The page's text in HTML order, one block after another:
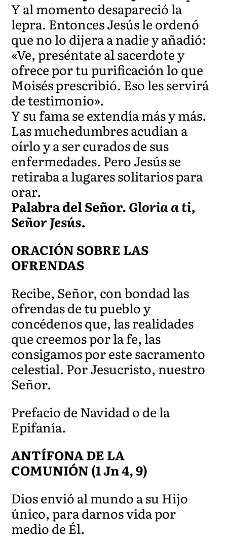
Y al momento desapareció la
lepra. Entonces Jesús le ordenó
que no lo dijera a nadie y añadió:
«Ve, preséntate al sacerdote y
ofrece por tu purificación lo que
Moisés prescribió. Eso les servirá
de testimonio».
Y su fama se extendía más y más.
Las muchedumbres acudían a
oírlo y a ser curados de sus
enfermedades. Pero Jesús se
retiraba a lugares solitarios para
orar.
Palabra del Señor.Gloria a ti,
Señor Jesús.
ORACIÓN SOBRE LAS
OFRENDAS
Recibe, Señor, con bondad las
ofrendas de tu pueblo y
concédenos que, las realidades
que creemos por la fe, las
consigamos por este sacramento
celestial. Por Jesucristo, nuestro
Señor.
Prefacio de Navidad o de la
Epifanía.
ANTÍFONA DE LA
COMUNIÓN(1 Jn 4, 9)
Dios envió al mundo a su Hijo
único, para darnos vida por
medio de Él.